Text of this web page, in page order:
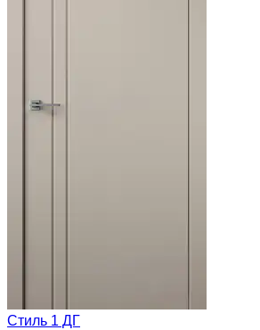
Стиль 1 ДГ